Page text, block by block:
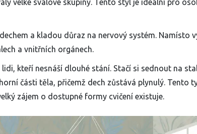
velké svalové skupiny. Tento styl je ideální pro
a kladou důraz na nervový systém. Namísto
a vnitřních orgánech.
kteří nesnáší dlouhé stání. Stačí si sednout na
části těla, přičemž dech zůstává plynulý. Tento
zájem o dostupné formy cvičení existuje.